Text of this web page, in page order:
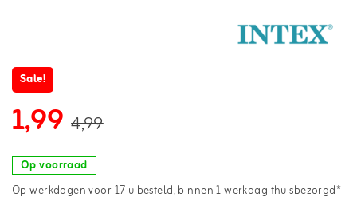
Sale!
1,99 4,99
Op voorraad
Op werkdagen voor 17 u besteld, binnen 1 werkdag thuisbezorgd*